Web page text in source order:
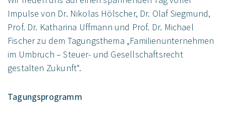
Impulse von Dr. Nikolas Hölscher, Dr. Olaf Siegmund,
Prof. Dr. Katharina Uffmann und Prof. Dr. Michael
Fischer zu dem Tagungsthema „Familienunternehmen
im Umbruch – Steuer- und Gesellschaftsrecht
gestalten Zukunft“.
Tagungsprogramm